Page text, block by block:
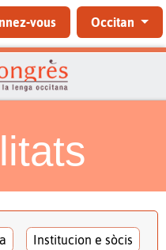
vous Occitan
Institucion e sòcis